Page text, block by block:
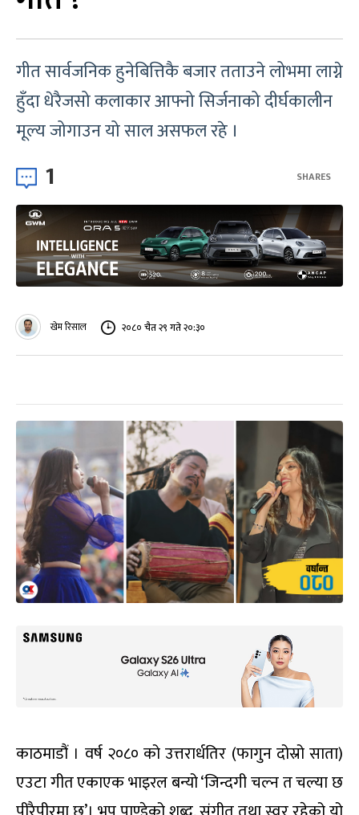
गीत सार्वजनिक हुनेबित्तिकै बजार तताउने लोभमा लाग्ने
हुँदा धेरैजसो कलाकार आफ्नो सिर्जनाको दीर्घकालीन
मूल्य जोगाउन यो साल असफल रहे ।
1 SHARES
खेम रिसाल २०८० चैत २९ गते २०:३०
काठमाडौं । वर्ष २०८० को उत्तरार्धतिर (फागुन दोस्रो साता)
एउटा गीत एकाएक भाइरल बन्यो ‘जिन्दगी चल्न त चल्या छ